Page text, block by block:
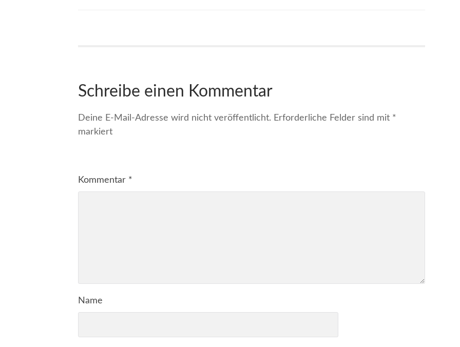
Schreibe einen Kommentar
Deine E-Mail-Adresse wird nicht veröffentlicht. Erforderliche Felder sind mit *
markiert
Kommentar *
Name